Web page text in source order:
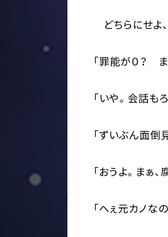
どちらにせよ
「罪能が０？ ま
「いや。会話も
「ずいぶん面倒
「おうよ。まぁ
「へぇ元カノな